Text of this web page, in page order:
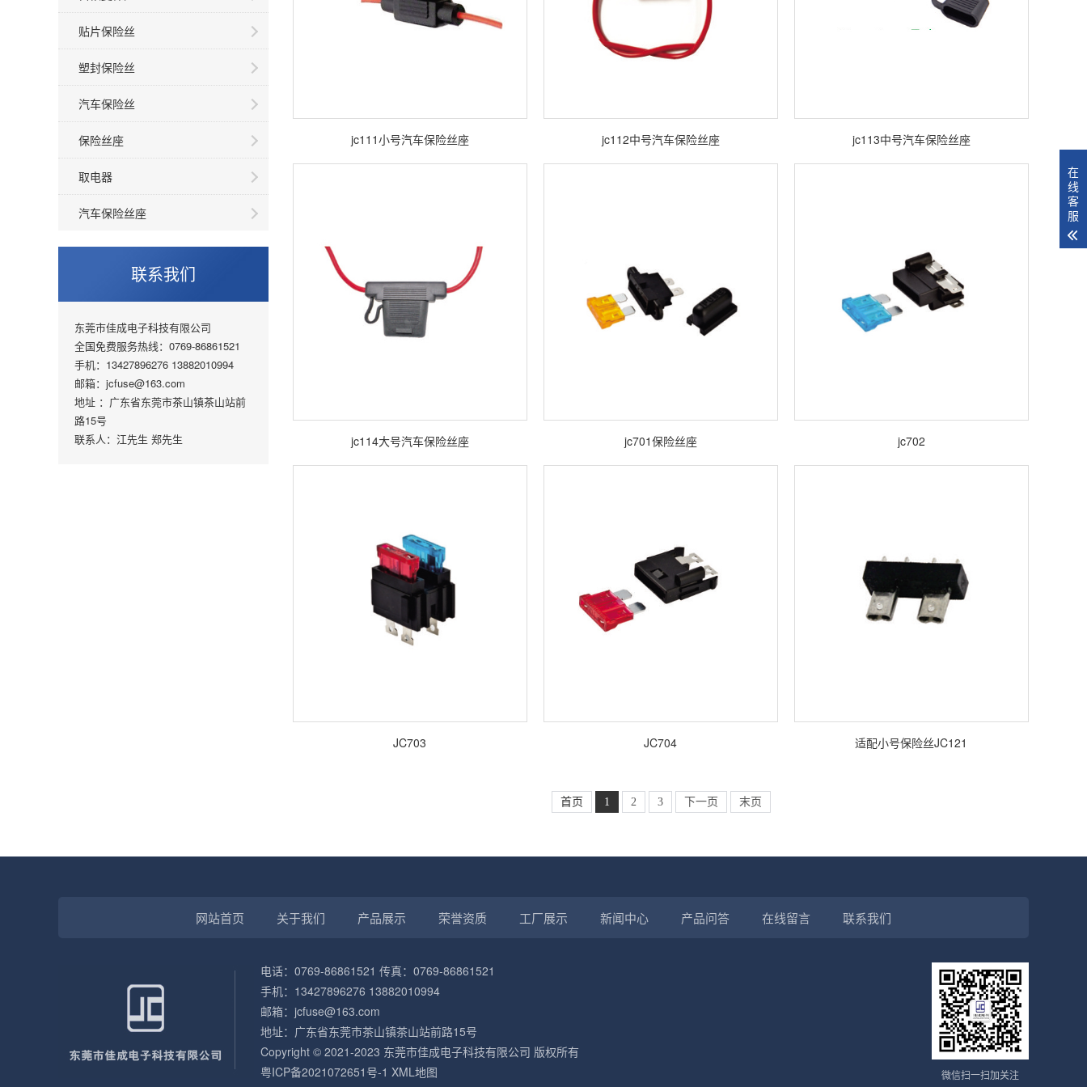
贴片保险丝
塑封保险丝
汽车保险丝
保险丝座
取电器
汽车保险丝座
联系我们
东莞市佳成电子科技有限公司
全国免费服务热线：0769-86861521
手机：13427896276 13882010994
邮箱：jcfuse@163.com
地址 ：广东省东莞市茶山镇茶山站前
路15号
联系人：江先生 郑先生
jc111小号汽车保险丝座 jc112中号汽车保险丝座 jc113中号汽车保险丝座
jc114大号汽车保险丝座 jc701保险丝座 jc702
JC703 JC704 适配小号保险丝JC121
首页 1 2 3 下一页 末页
网站首页 关于我们 产品展示 荣誉资质 工厂展示 新闻中心 产品问答 在线留言 联系我们
微信扫一扫加关注
电话：0769-86861521 传真：0769-86861521
手机：13427896276 13882010994
邮箱：jcfuse@163.com
地址：广东省东莞市茶山镇茶山站前路15号
Copyright © 2021-2023 东莞市佳成电子科技有限公司 版权所有
粤ICP备2021072651号-1 XML地图
在
线
客
服